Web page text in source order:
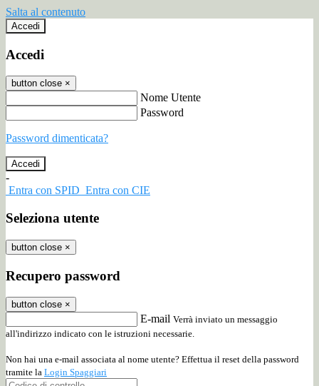
Salta al contenuto
Accedi
Accedi
button close ×
Nome Utente
Password
Password dimenticata?
-
Entra con SPID Entra con CIE
Seleziona utente
button close ×
Recupero password
button close ×
E-mail Verrà inviato un messaggio
all'indirizzo indicato con le istruzioni necessarie.
Non hai una e-mail associata al nome utente? Effettua il reset della password
tramite la Login Spaggiari